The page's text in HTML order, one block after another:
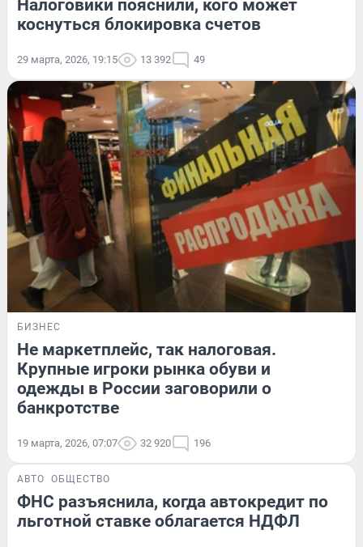
Налоговики пояснили, кого может
коснуться блокировка счетов
29 марта, 2026, 19:15 13 392 49
БИЗНЕС
Не маркетплейс, так налоговая.
Крупные игроки рынка обуви и
одежды в России заговорили о
банкротстве
19 марта, 2026, 07:07 32 920 196
АВТО ОБЩЕСТВО
ФНС разъяснила, когда автокредит по
льготной ставке облагается НДФЛ